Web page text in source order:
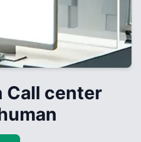
Call center